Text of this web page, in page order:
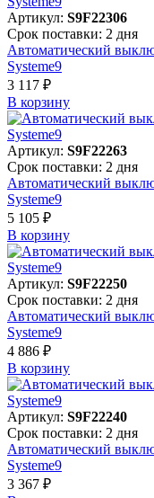
Артикул: S9F22306
Срок поставки: 2 дня
Автоматический
Systeme9
3 117 ₽
В корзинy
Артикул: S9F22263
Срок поставки: 2 дня
Автоматический
Systeme9
5 105 ₽
В корзинy
Артикул: S9F22250
Срок поставки: 2 дня
Автоматический
Systeme9
4 886 ₽
В корзинy
Артикул: S9F22240
Срок поставки: 2 дня
Автоматический
Systeme9
3 367 ₽